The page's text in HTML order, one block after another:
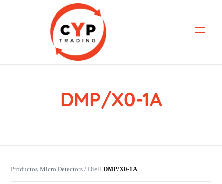
CYP Trading
DMP/X0-1A
Productos›Micro Detectors / Diell›DMP/X0-1A